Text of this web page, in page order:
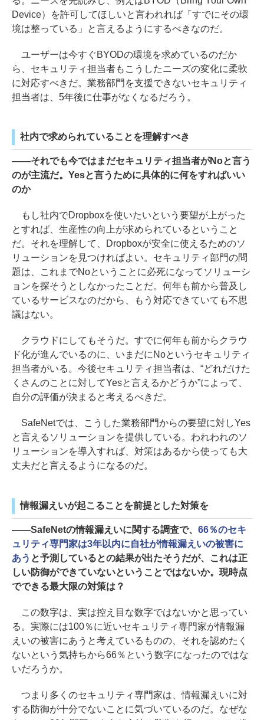
Device）を許可してほしいと言われれば「すでにその環
境は整っている」と言えるようにするべきなのだ。
ユーザーは今すぐBYODの環境を求めているのだか
ら、セキュリティ担当者もこうしたニーズの変化に柔軟
に対応すべきだ。業務部門を支援できないセキュリティ
担当者は、5年後に仕事がなくなるだろう。
社内で求められていることを理解すべき
――それでも今ではまだセキュリティ担当者がNoと言う
のが主流だ。Yesと言うために具体的に何をすればいい
のか
もし社内でDropboxを使いたいという要望が上がった
とすれば、生産性の向上が求められているということ
だ。それを理解して、Dropboxが安全に使えるためのソ
リューションを見つければよい。セキュリティ部門の問
題は、これまでNoということに必死になってソリューシ
ョンを探そうとしなかったことだ。何年も前から普及し
ているサービスなのだから、もう対応できていても不思
議はない。
クラウドにしてもそうだ。すでに何年も前からクラウ
ド化が進んでいるのに、いまだにNoというセキュリティ
担当者がいる。今後セキュリティ担当者は、“どれだけた
くさんのことに対してYesと言えるかどうか”によって、
自分の評価が決まると考えるべきだ。
SafeNetでは、こうした業務部門からの要望に対しYes
と言えるソリューションを提供している。われわれのソ
リューションを導入すれば、対策はあるから使っても大
丈夫だと言えるようになるのだ。
情報漏えいが起こることを前提とした対策を
――SafeNetの情報漏えいに関する調査で、 66％のセキ
ュリティ専門家は3年以内に自社が情報漏えいの被害に
あう と予測しているとの結果が出たそうだが、これは正
しい防御ができていないということではないか。現時点
でできる最大限の対策は？
この数字は、実は控え目な数字ではないかと思ってい
る。実際には100％に近いセキュリティ専門家が情報漏
えいの被害にあうと考えているものの、それを認めたく
ないという気持ちから66％という数字になったのではな
いだろうか。
つまり多くのセキュリティ専門家は、情報漏えいに対
する防御が十分でないことに気づいているのだ。なぜな